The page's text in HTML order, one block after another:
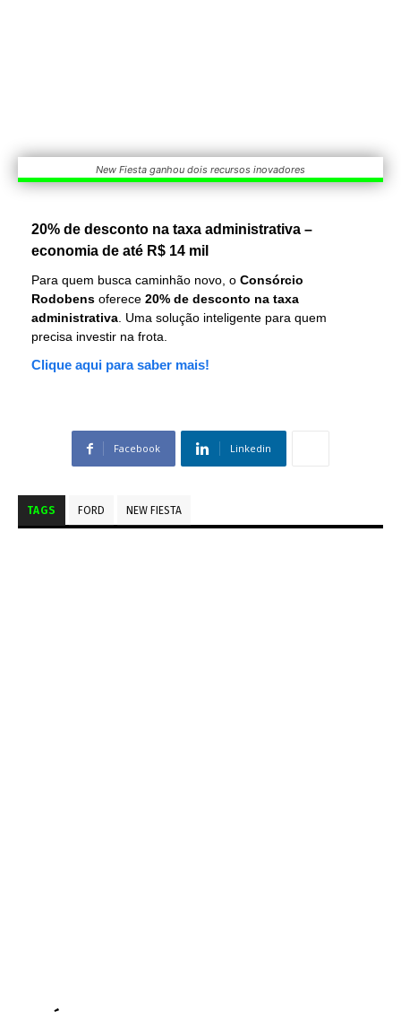
New Fiesta ganhou dois recursos inovadores
20% de desconto na taxa administrativa –
economia de até R$ 14 mil
Para quem busca caminhão novo, o Consórcio
Rodobens oferece 20% de desconto na taxa
administrativa . Uma solução inteligente para quem
precisa investir na frota.
Clique aqui para saber mais!
Facebook Linkedin
TAGS FORD NEW FIESTA